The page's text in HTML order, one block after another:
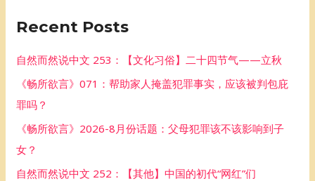
c
f
r
Recent Posts
自然而然说中文 253：【文化习俗】二十四节气——立秋
《畅所欲言》071：帮助家人掩盖犯罪事实，应该被判包庇
罪吗？
《畅所欲言》2026-8月份话题：父母犯罪该不该影响到子
女？
自然而然说中文 252：【其他】中国的初代“网红”们